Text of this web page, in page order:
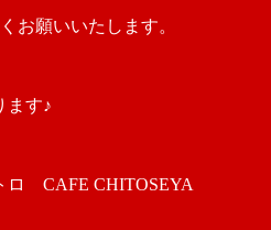
お願いいたします。
ます♪
CAFE CHITOSEYA